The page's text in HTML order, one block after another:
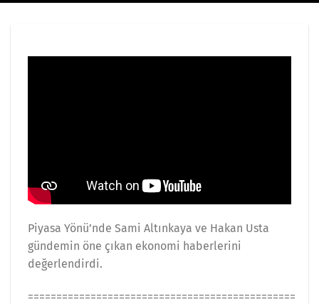
Piyasa Yönü’nde Sami Altınkaya ve Hakan Usta
gündemin öne çıkan ekonomi haberlerini
değerlendirdi.
===============================================